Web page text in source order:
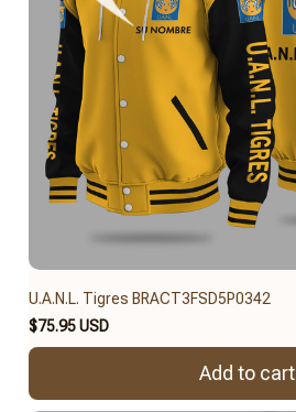
U.A.N.L. Tigres BRACT3FSD5P0342
$75.95 USD
Add to cart